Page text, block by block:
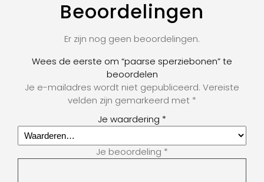
Beoordelingen
Er zijn nog geen beoordelingen.
Wees de eerste om “paarse sperziebonen” te
beoordelen
Je e-mailadres wordt niet gepubliceerd. Vereiste
velden zijn gemarkeerd met *
Je waardering *
Je beoordeling *